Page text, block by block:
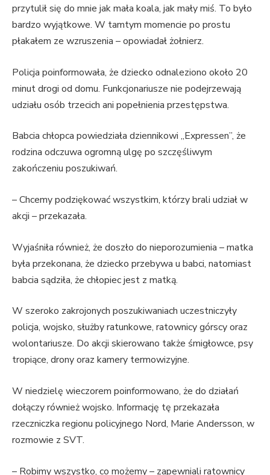
przytulił się do mnie jak mała koala, jak mały miś. To było
bardzo wyjątkowe. W tamtym momencie po prostu
płakałem ze wzruszenia – opowiadał żołnierz.
Policja poinformowała, że dziecko odnaleziono około 20
minut drogi od domu. Funkcjonariusze nie podejrzewają
udziału osób trzecich ani popełnienia przestępstwa.
Babcia chłopca powiedziała dziennikowi „Expressen”, że
rodzina odczuwa ogromną ulgę po szczęśliwym
zakończeniu poszukiwań.
– Chcemy podziękować wszystkim, którzy brali udział w
akcji – przekazała.
Wyjaśniła również, że doszło do nieporozumienia – matka
była przekonana, że dziecko przebywa u babci, natomiast
babcia sądziła, że chłopiec jest z matką.
W szeroko zakrojonych poszukiwaniach uczestniczyły
policja, wojsko, służby ratunkowe, ratownicy górscy oraz
wolontariusze. Do akcji skierowano także śmigłowce, psy
tropiące, drony oraz kamery termowizyjne.
W niedzielę wieczorem poinformowano, że do działań
dołączy również wojsko. Informację tę przekazała
rzeczniczka regionu policyjnego Nord, Marie Andersson, w
rozmowie z SVT.
– Robimy wszystko, co możemy – zapewniali ratownicy